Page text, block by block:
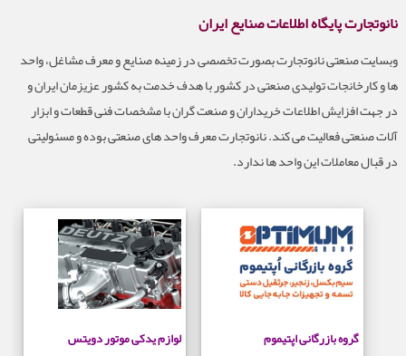
نانوتجارت پایگاه اطلاعات صنایع ایران
وبسایت صنعتی نانوتجارت بصورت تخصصی در زمینه صنایع و معرف مشاغل، واحد
ها و کارخانجات تولیدی صنعتی در کشور با هدف خدمت به کشور عزیزمان ایران و
در جهت افزایش اطلاعات خریداران و صنعت گران با مشخصات فنی قطعات و ابزار
آلات صنعتی فعالیت می کند. نانوتجارت معرف واحد های صنعتی بوده و مسئولیتی
در قبال معاملات این واحد ها ندارد.
لوازم یدکی موتور دویتس گروه بازرگانی اپتیموم